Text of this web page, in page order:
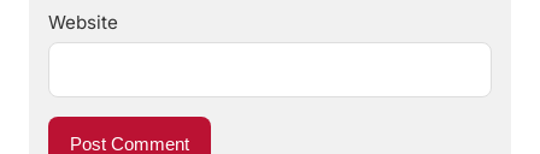
Website